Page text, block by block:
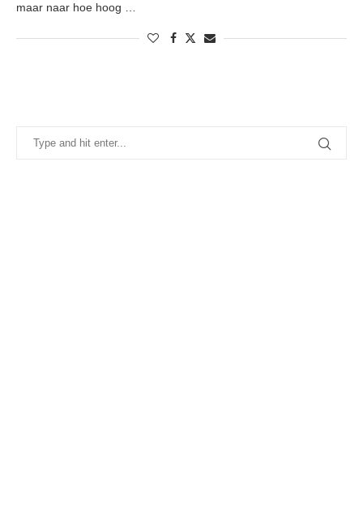
maar naar hoe hoog …